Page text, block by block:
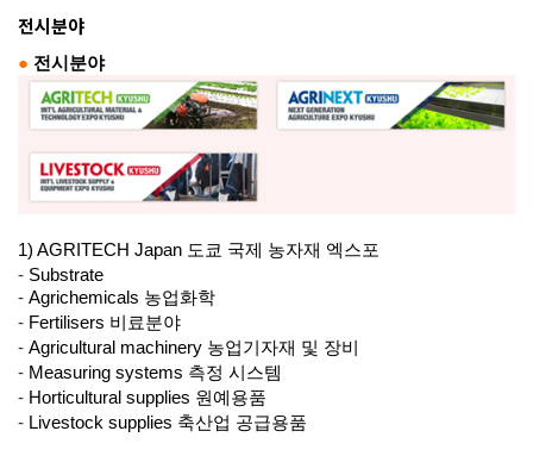
전시분야
● 전시분야
1) AGRITECH Japan 도쿄 국제 농자재 엑스포
- Substrate
- Agrichemicals 농업화학
- Fertilisers 비료분야
- Agricultural machinery 농업기자재 및 장비
- Measuring systems 측정 시스템
- Horticultural supplies 원예용품
- Livestock supplies 축산업 공급용품